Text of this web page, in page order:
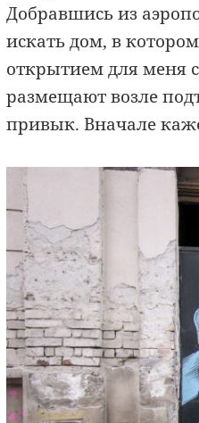
Добравшись из
искать дом, в
открытием для меня
размещают возле
привык. Вначале